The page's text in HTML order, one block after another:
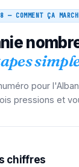
— COMMENT ÇA
pour
pressions et
chiffres